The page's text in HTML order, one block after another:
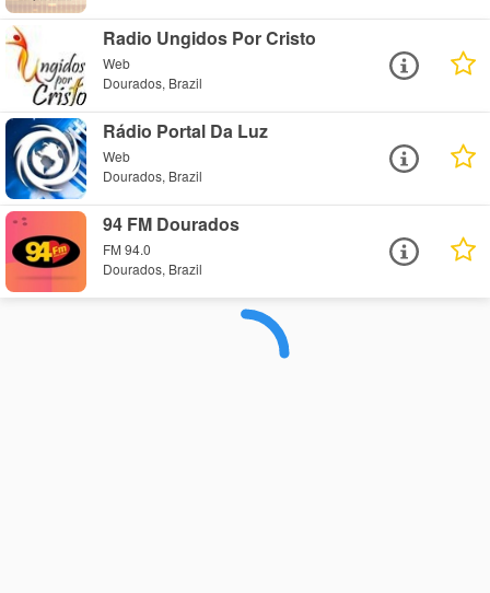
Radio Ungidos Por Cristo
Web
Dourados, Brazil
Rádio Portal Da Luz
Web
Dourados, Brazil
94 FM Dourados
FM 94.0
Dourados, Brazil